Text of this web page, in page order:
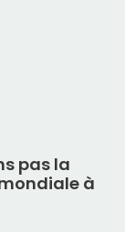
pas la
à